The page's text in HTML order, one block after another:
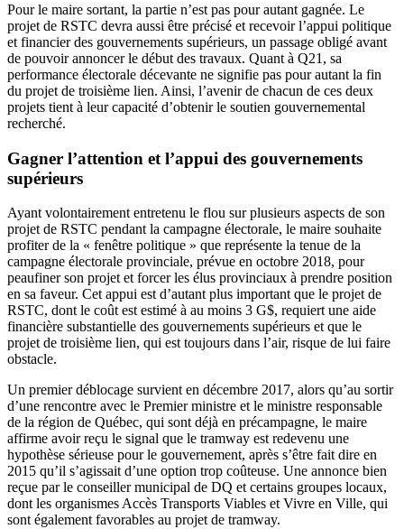
Pour le maire sortant, la partie n’est pas pour autant gagnée. Le
projet de RSTC devra aussi être précisé et recevoir l’appui politique
et financier des gouvernements supérieurs, un passage obligé avant
de pouvoir annoncer le début des travaux. Quant à Q21, sa
performance électorale décevante ne signifie pas pour autant la fin
du projet de troisième lien. Ainsi, l’avenir de chacun de ces deux
projets tient à leur capacité d’obtenir le soutien gouvernemental
recherché.
Gagner l’attention et l’appui des gouvernements
supérieurs
Ayant volontairement entretenu le flou sur plusieurs aspects de son
projet de RSTC pendant la campagne électorale, le maire souhaite
profiter de la « fenêtre politique » que représente la tenue de la
campagne électorale provinciale, prévue en octobre 2018, pour
peaufiner son projet et forcer les élus provinciaux à prendre position
en sa faveur. Cet appui est d’autant plus important que le projet de
RSTC, dont le coût est estimé à au moins 3 G$, requiert une aide
financière substantielle des gouvernements supérieurs et que le
projet de troisième lien, qui est toujours dans l’air, risque de lui faire
obstacle.
Un premier déblocage survient en décembre 2017, alors qu’au sortir
d’une rencontre avec le Premier ministre et le ministre responsable
de la région de Québec, qui sont déjà en précampagne, le maire
affirme avoir reçu le signal que le tramway est redevenu une
hypothèse sérieuse pour le gouvernement, après s’être fait dire en
2015 qu’il s’agissait d’une option trop coûteuse. Une annonce bien
reçue par le conseiller municipal de DQ et certains groupes locaux,
dont les organismes Accès Transports Viables et Vivre en Ville, qui
sont également favorables au projet de tramway.